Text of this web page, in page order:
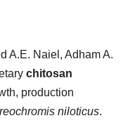
A.E. Naiel, Adham A.
chitosan
production
niloticus.